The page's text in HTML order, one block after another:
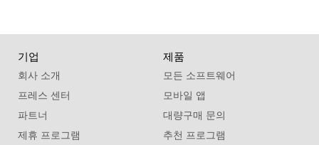
기업
회사 소개
프레스 센터
파트너
제휴 프로그램
제품
모든 소프트웨어
모바일 앱
대량구매 문의
추천 프로그램